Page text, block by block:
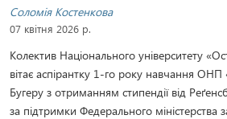
Соломія Костенкова
07 квітня 2026 р.
Колектив Національного університету
вітає аспірантку 1-го року навчання ОНП
Бугеру з отриманням стипендії від
за підтримки Федерального міністерства